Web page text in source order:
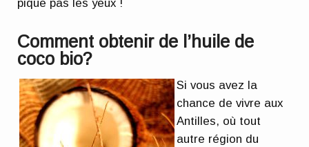
pique pas les yeux !
Comment obtenir de l’huile de
coco bio?
Si vous avez la
chance de vivre aux
Antilles, où tout
autre région du